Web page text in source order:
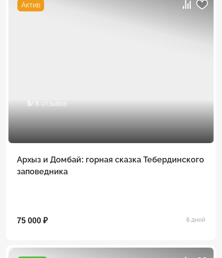
Актив
5/ 8 отзывов
Архыз и Домбай: горная сказка Тебердинского
заповедника
75 000 ₽ 6 дней